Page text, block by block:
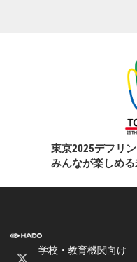
東京2025デフリ
みんなが楽しめる
学校・教育機関向け